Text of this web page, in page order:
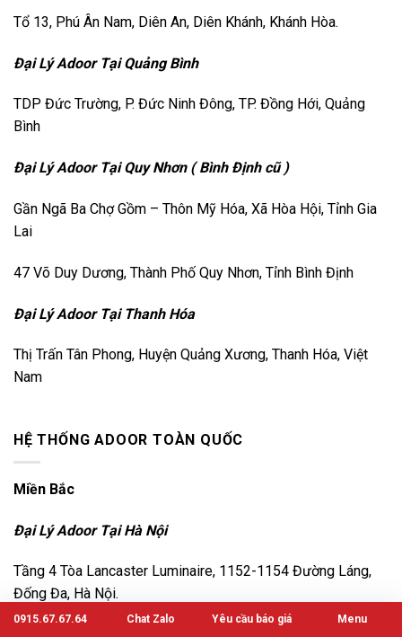
Tổ 13, Phú Ân Nam, Diên An, Diên Khánh, Khánh Hòa.
Đại Lý Adoor Tại Quảng Bình
TDP Đức Trường, P. Đức Ninh Đông, TP. Đồng Hới, Quảng
Bình
Đại Lý Adoor Tại Quy Nhơn ( Bình Định cũ )
Gần Ngã Ba Chợ Gồm – Thôn Mỹ Hóa, Xã Hòa Hội, Tỉnh Gia
Lai
47 Võ Duy Dương, Thành Phố Quy Nhơn, Tỉnh Bình Định
Đại Lý Adoor Tại Thanh Hóa
Thị Trấn Tân Phong, Huyện Quảng Xương, Thanh Hóa, Việt
Nam
HỆ THỐNG ADOOR TOÀN QUỐC
Miền Bắc
Đại Lý Adoor Tại Hà Nội
Tầng 4 Tòa Lancaster Luminaire, 1152-1154 Đường Láng,
Đống Đa, Hà Nội.
0915.67.67.64 Chat Zalo Yêu cầu báo giá Menu